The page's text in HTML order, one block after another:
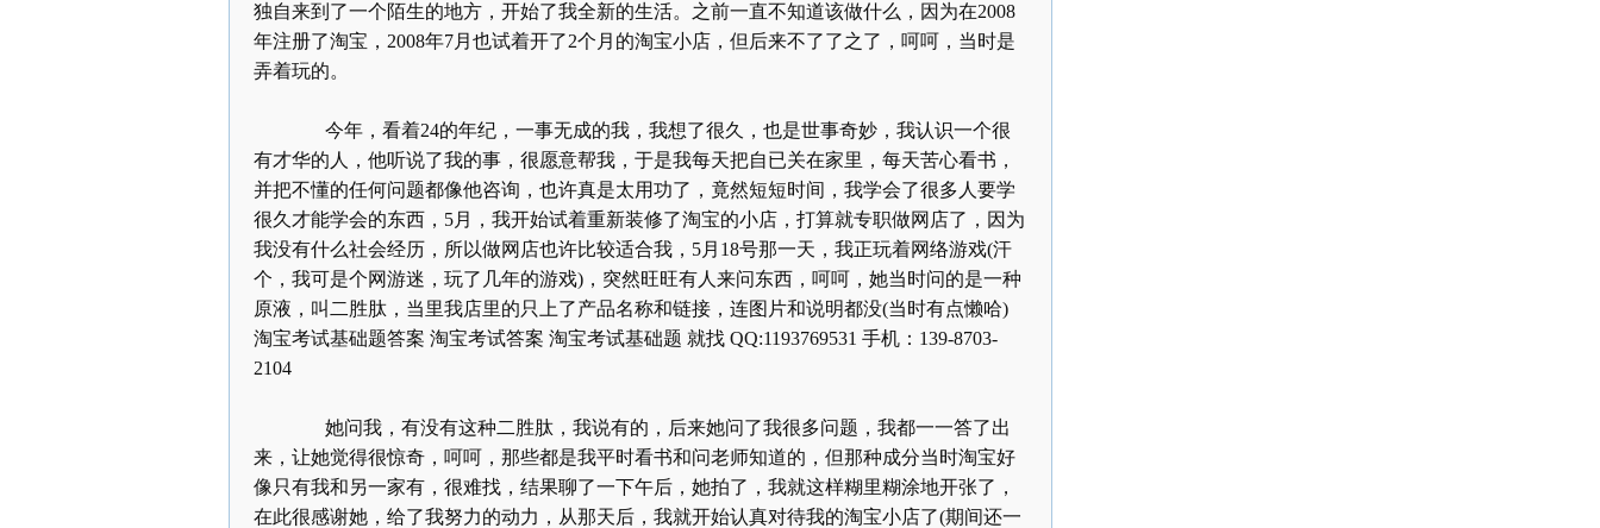
独自来到了一个陌生的地方，开始了我全新的生活。之前一直不知道该做什么，因为在2008
年注册了淘宝， 2008年7月也试着开了2个月的淘宝小店，但后来不了了之了，呵呵，当时是
弄着玩的。
今年，看着24的年纪，一事无成的我，我想了很久，也是世事奇妙，我认识一个很
有才华的人，他听说了我的事，很愿意帮我，于是我每天把自已关在家里，每天苦心看书，
并把不懂的任何问题都像他咨询，也许真是太用功了，竟然短短时间，我学会了很多人要学
很久才能学会的东西， 5月，我开始试着重新装修了淘宝的小店，打算就专职做网店了，因为
我没有什么社会经历，所以做网店也许比较适合我， 5月 18号那一天，我正玩着网络游戏(汗
个，我可是个网游迷，玩了几年的游戏) ，突然旺旺有人来问东西，呵呵，她当时问的是一种
原液，叫二胜肽，当里我店里的只上了产品名称和链接，连图片和说明都没(当时有点懒哈)
淘宝考试基础题答案 淘宝考试答案 淘宝考试基础题 就找 QQ:1193769531 手机： 139-8703-
2104
她问我，有没有这种二胜肽，我说有的，后来她问了我很多问题，我都一一答了出
来，让她觉得很惊奇，呵呵，那些都是我平时看书和问老师知道的，但那种成分当时淘宝好
像只有我和另一家有，很难找，结果聊了一下午后，她拍了，我就这样糊里糊涂地开张了，
在此很感谢她，给了我努力的动力，从那天后，我就开始认真对待我的淘宝小店了(期间还一